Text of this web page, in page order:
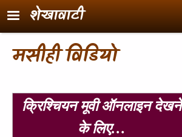
Skip to main content
शेखावाटी
मसीही विडियो
क्रिश्चियन मूवी ऑनलाइन देखने
के लिए…